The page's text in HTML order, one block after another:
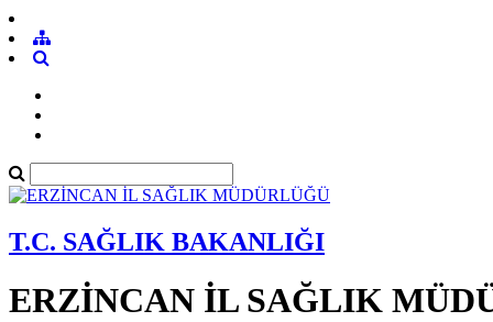
T.C. SAĞLIK BAKANLIĞI
ERZİNCAN İL SAĞLIK